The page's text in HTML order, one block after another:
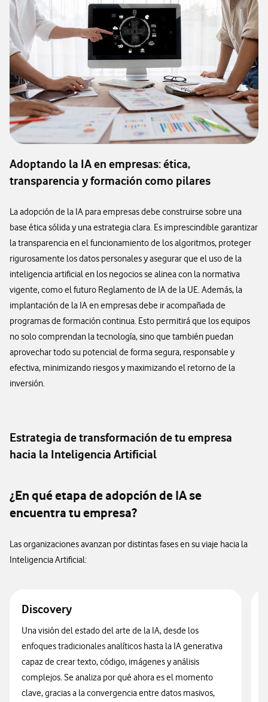
Adoptando la IA en empresas: ética,
transparencia y formación como pilares
La adopción de la IA para empresas debe construirse sobre una
base ética sólida y una estrategia clara. Es imprescindible garantizar
la transparencia en el funcionamiento de los algoritmos, proteger
rigurosamente los datos personales y asegurar que el uso de la
inteligencia artificial en los negocios se alinea con la normativa
vigente, como el futuro Reglamento de IA de la UE. Además, la
implantación de la IA en empresas debe ir acompañada de
programas de formación continua. Esto permitirá que los equipos
no solo comprendan la tecnología, sino que también puedan
aprovechar todo su potencial de forma segura, responsable y
efectiva, minimizando riesgos y maximizando el retorno de la
inversión.
Estrategia de transformación de tu empresa
hacia la Inteligencia Artificial
¿En qué etapa de adopción de IA se
encuentra tu empresa?
Las organizaciones avanzan por distintas fases en su viaje hacia la
Inteligencia Artificial:
Discovery
Una visión del estado del arte de la IA, desde los
enfoques tradicionales analíticos hasta la IA generativa
capaz de crear texto, código, imágenes y análisis
complejos. Se analiza por qué ahora es el momento
clave, gracias a la convergencia entre datos masivos,